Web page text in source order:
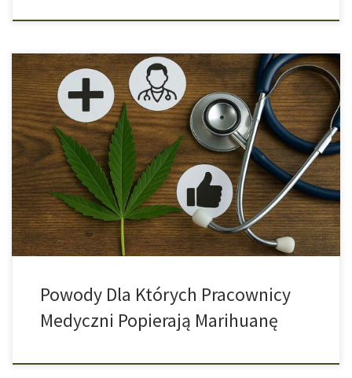
Marihuana a leczenie bólu neuropatycznego Jednym z
kluczowych argumentów za stosowaniem marihuany w medycynie
jest jej skuteczność w łagodzeniu bólu neuropatycznego i
nerwobóli. Tradycyjne opioidy, mimo że są niezwykle silne i
skuteczne w przypadku ostrych i pourazowych dolegliwości,
często zawodzą w leczeniu przewlekłych bólów nerwowych.
Badania wykazały, że marihuana działa […]
Powody Dla Których Pracownicy
Medyczni Popierają Marihuanę